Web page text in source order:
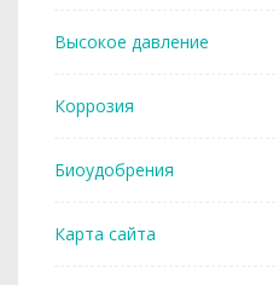
Высокое давление
Коррозия
Биоудобрения
Карта сайта